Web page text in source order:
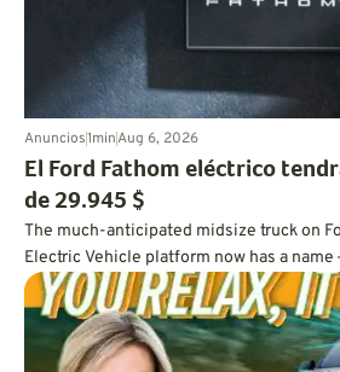
Anuncios1minAug 6, 2026
El Ford Fathom eléctrico
de 29.945 $
The much-anticipated midsize truck on
Electric Vehicle platform now has a name
tag under $30,000.